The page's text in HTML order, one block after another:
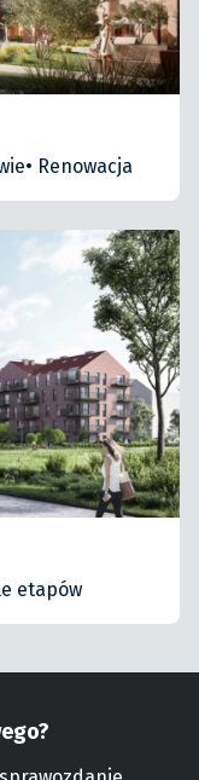
• Renowacja
etapów